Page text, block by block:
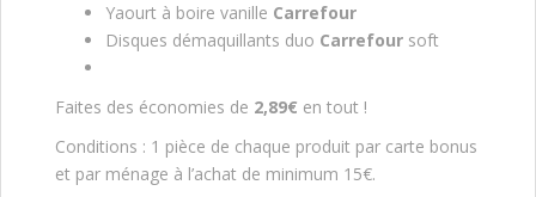
Yaourt à boire vanille Carrefour
Disques démaquillants duo Carrefour soft
Faites des économies de 2,89€ en tout !
Conditions : 1 pièce de chaque produit par carte bonus
et par ménage à l’achat de minimum 15€.